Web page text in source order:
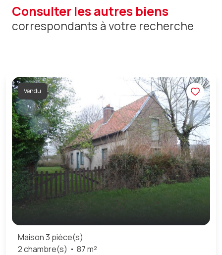
consulter les autres biens
correspondants à votre recherche
Vendu
Maison 3 pièce(s)
2 chambre(s)
87 m²